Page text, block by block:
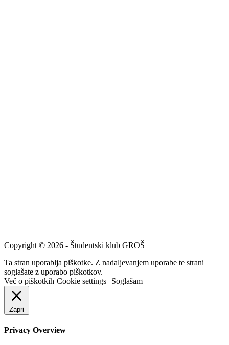
Copyright © 2026 - Študentski klub GROŠ
Ta stran uporablja piškotke. Z nadaljevanjem uporabe te strani
soglašate z uporabo piškotkov.
Več o piškotkih Cookie settings Soglašam
Zapri
Privacy Overview